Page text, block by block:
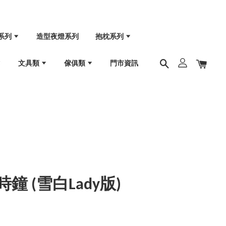
列 造型夜燈系列 抱枕系列
文具類 傢俱類 門市資訊
鐘 (雪白Lady版)